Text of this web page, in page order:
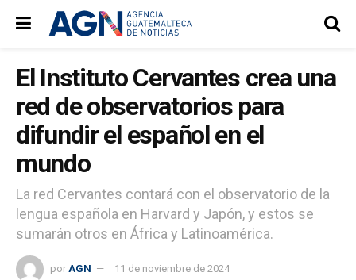
El Instituto Cervantes crea una
red de observatorios para
difundir el español en el
mundo
La red Cervantes contará con el observatorio de la
lengua española en Harvard y Japón, y estos se
sumarán otros en África y Latinoamérica.
por AGN 11 de noviembre de 2024